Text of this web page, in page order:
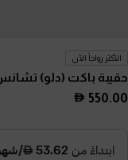
الأكثر رواجاً الآن
حقيبة باكت (دلو) تشانس
550.00